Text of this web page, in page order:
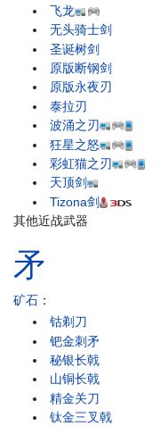
飞龙
无头骑士剑
圣诞树剑
原版断钢剑
原版永夜刃
泰拉刃
波涌之刃
狂星之怒
彩虹猫之刃
天顶剑
Tizona剑
其他近战武器
矛
矿石 ：
钴剃刀
钯金刺矛
秘银长戟
山铜长戟
精金关刀
钛金三叉戟